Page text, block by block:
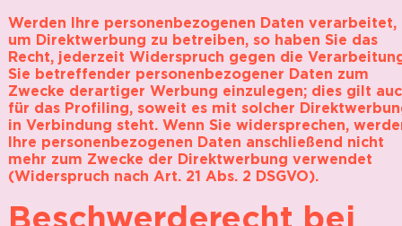
Werden Ihre personenbezogenen Daten verarbeitet,
um Direktwerbung zu betreiben, so haben Sie das
Recht, jederzeit Widerspruch gegen die
Sie betreffender personenbezogener Daten zum
Zwecke derartiger Werbung einzulegen; dies gilt
für das Profiling, soweit es mit solcher
in Verbindung steht. Wenn Sie widersprechen,
Ihre personenbezogenen Daten anschließend nicht
mehr zum Zwecke der Direktwerbung verwendet
(Widerspruch nach Art. 21 Abs. 2 DSGVO).
Beschwerderecht bei